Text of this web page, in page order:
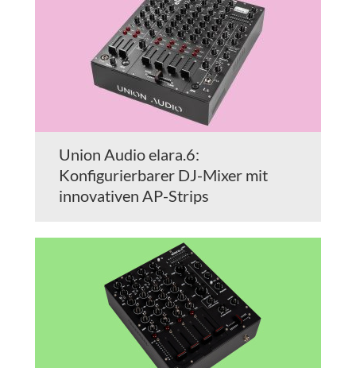
Union Audio elara.6:
Konfigurierbarer DJ-Mixer mit
innovativen AP-Strips